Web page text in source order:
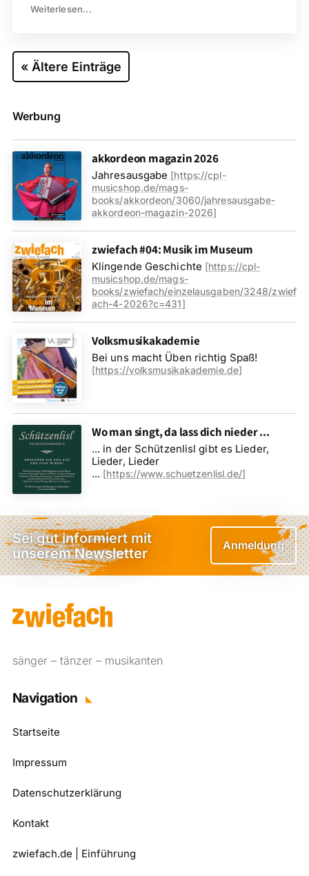
Weiterlesen...
« Ältere Einträge
Werbung
akkordeon magazin 2026
Jahresausgabe [https://cpl-
musicshop.de/mags-
books/akkordeon/3060/jahresausgabe-
akkordeon-magazin-2026]
zwiefach #04: Musik im Museum
Klingende Geschichte [https://cpl-
musicshop.de/mags-
books/zwiefach/einzelausgaben/3248/zwief
ach-4-2026?c=431]
Volksmusikakademie
Bei uns macht Üben richtig Spaß!
[https://volksmusikakademie.de]
Wo man singt, da lass dich nieder ...
... in der Schützenlisl gibt es Lieder,
Lieder, Lieder
... [https://www.schuetzenlisl.de/]
Sei gut informiert mit
unserem Newsletter
Anmeldung
sänger – tänzer – musikanten
Navigation
Startseite
Impressum
Datenschutzerklärung
Kontakt
zwiefach.de | Einführung